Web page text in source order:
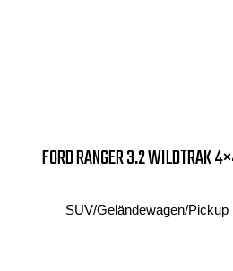
FORD RANGER 3.2 WILDTRAK
SUV/Geländewagen/